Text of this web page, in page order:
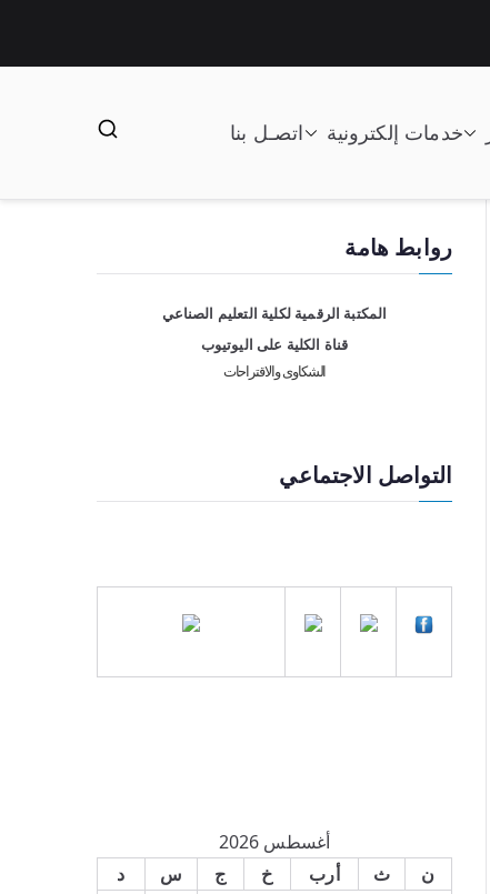
خدمات إلكترونية اتصـل بنا
روابط هامة
المكتبة الرقمية لكلية التعليم الصناعي
قناة الكلية على اليوتيوب
الشكاوى والاقتراحات
التواصل الاجتماعي
أغسطس 2026
ن
ث أرب خ ج س
د